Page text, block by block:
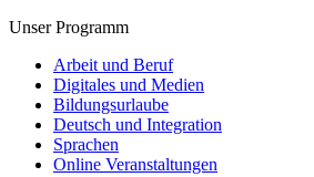
Unser Programm
Arbeit und Beruf
Digitales und Medien
Bildungsurlaube
Deutsch und Integration
Sprachen
Online Veranstaltungen